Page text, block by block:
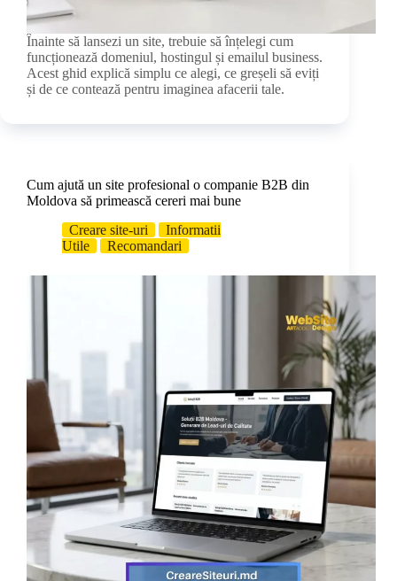
Înainte să lansezi un site, trebuie să înțelegi cum
funcționează domeniul, hostingul și emailul business.
Acest ghid explică simplu ce alegi, ce greșeli să eviți
și de ce contează pentru imaginea afacerii tale.
Cum ajută un site profesional o companie B2B din
Moldova să primească cereri mai bune
Creare site-uri
Informatii
Utile
Recomandari